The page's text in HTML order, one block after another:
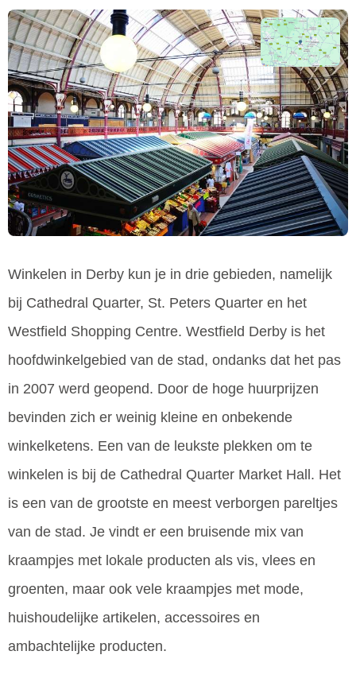
Winkelen in Derby kun je in drie gebieden, namelijk
bij Cathedral Quarter, St. Peters Quarter en het
Westfield Shopping Centre. Westfield Derby is het
hoofdwinkelgebied van de stad, ondanks dat het pas
in 2007 werd geopend. Door de hoge huurprijzen
bevinden zich er weinig kleine en onbekende
winkelketens. Een van de leukste plekken om te
winkelen is bij de Cathedral Quarter Market Hall. Het
is een van de grootste en meest verborgen pareltjes
van de stad. Je vindt er een bruisende mix van
kraampjes met lokale producten als vis, vlees en
groenten, maar ook vele kraampjes met mode,
huishoudelijke artikelen, accessoires en
ambachtelijke producten.